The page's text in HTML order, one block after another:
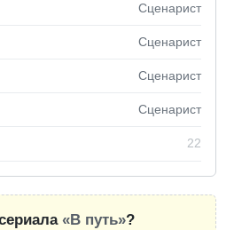
Сценарист
Сценарист
Сценарист
Сценарист
22
«В путь»?